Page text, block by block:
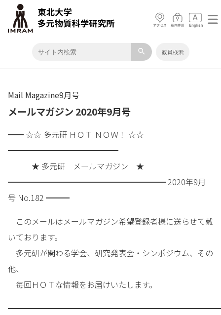
search 教員検索
Mail Magazine9月号
メールマガジン 2020年9月号
━━ ☆☆ 多元研 ＨＯＴ ＮＯＷ！ ☆☆
━━━━━━━━━━━━━━
★ 多元研 メールマガジン ★
━━━━━━━━━━━━━━━━━━━━ 2020年9月
号 No.182 ━━━
このメールはメールマガジン希望登録者様に送らせて戴
いております。
多元研が関わる学会、研究発表会・シンポジウム、その
他、
毎回ＨＯＴな情報をお届けいたします。